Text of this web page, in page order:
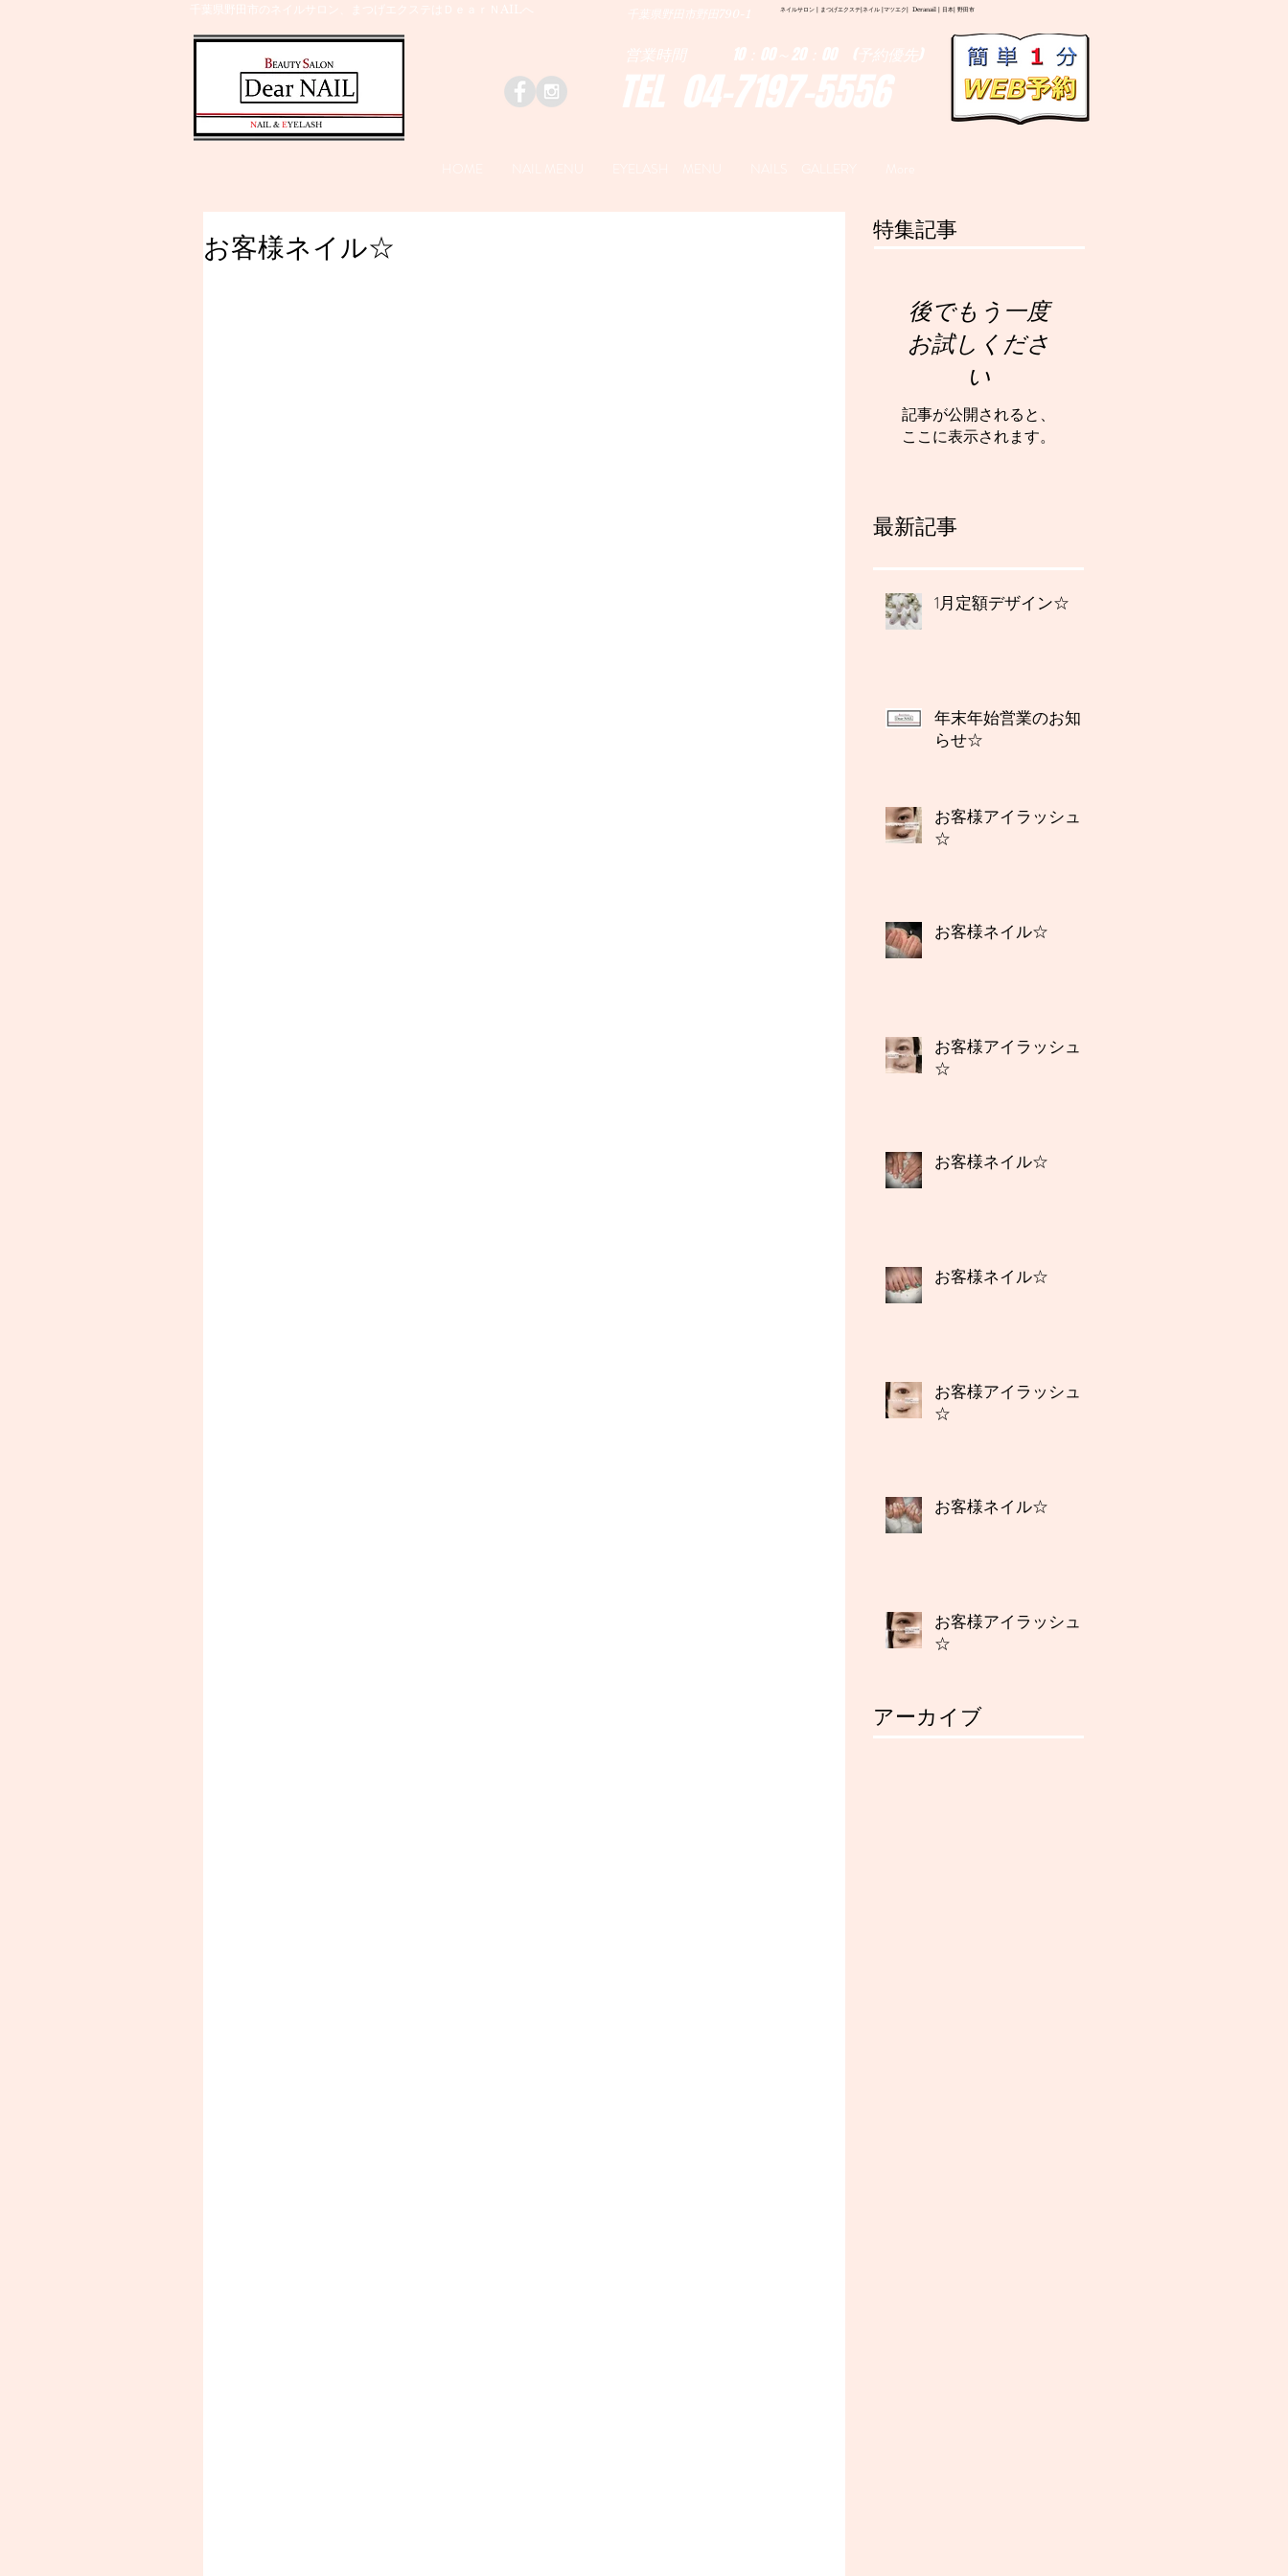
千葉県野田市のネイルサロン、まつげエクステはＤｅａｒＮAILへ ネイルサロン | まつげエクステ|ネイル |マツエク| Deranail | 日本| 野田市
千葉県野田市野田790-1
​NAIL & EYELASH
TEL 04-7197-5556
営業時間 10：00～20：00 (予約優先)
お客様ネイル☆
特集記事
後でもう一度
お試しくださ
い
記事が公開されると、
ここに表示されます。
最新記事
1月定額デザイン☆
年末年始営業のお知
らせ☆
お客様アイラッシュ
☆
お客様ネイル☆
お客様アイラッシュ
☆
お客様ネイル☆
お客様ネイル☆
お客様アイラッシュ
☆
お客様ネイル☆
お客様アイラッシュ
☆
アーカイブ